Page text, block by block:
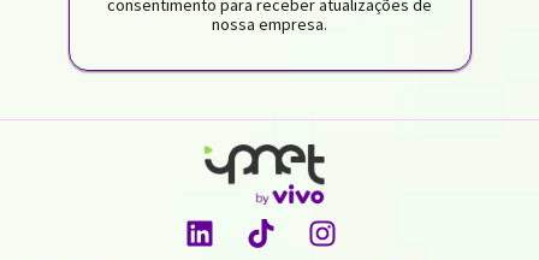
consentimento para receber atualizações de
nossa empresa.